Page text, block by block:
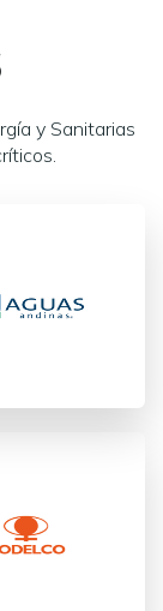
y Sanitarias